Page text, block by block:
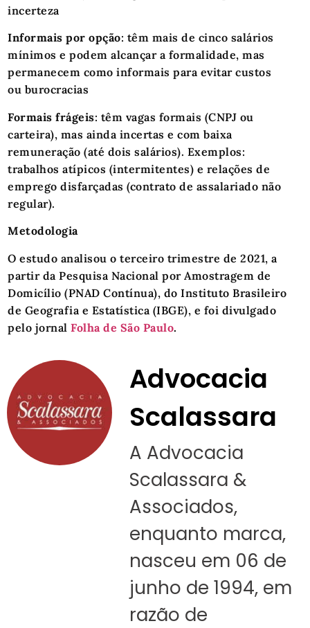
incerteza
Informais por opção: têm mais de cinco salários
mínimos e podem alcançar a formalidade, mas
permanecem como informais para evitar custos
ou burocracias
Formais frágeis: têm vagas formais (CNPJ ou
carteira), mas ainda incertas e com baixa
remuneração (até dois salários). Exemplos:
trabalhos atípicos (intermitentes) e relações de
emprego disfarçadas (contrato de assalariado não
regular).
Metodologia
O estudo analisou o terceiro trimestre de 2021, a
partir da Pesquisa Nacional por Amostragem de
Domicílio (PNAD Contínua), do Instituto Brasileiro
de Geografia e Estatística (IBGE), e foi divulgado
pelo jornal Folha de São Paulo.
Advocacia
Scalassara
A Advocacia
Scalassara &
Associados,
enquanto marca,
nasceu em 06 de
junho de 1994, em
razão de